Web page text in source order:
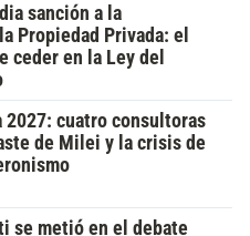
sanción a la
Propiedad Privada: el
ceder en la Ley del
2027: cuatro consultoras
de Milei y la crisis de
se metió en el debate